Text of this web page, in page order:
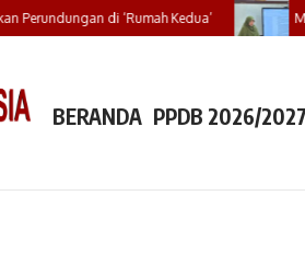
Perundungan di ‘Rumah Kedua’
BERANDA PPDB 2026/2027